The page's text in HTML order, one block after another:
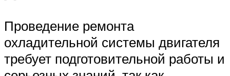
Проведение ремонта
охладительной системы двигателя
требует подготовительной работы и